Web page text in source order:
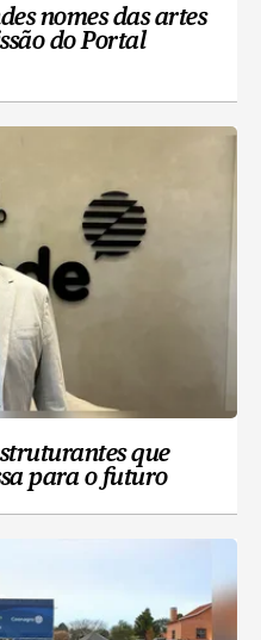
nomes das artes
do Portal
que
para o futuro